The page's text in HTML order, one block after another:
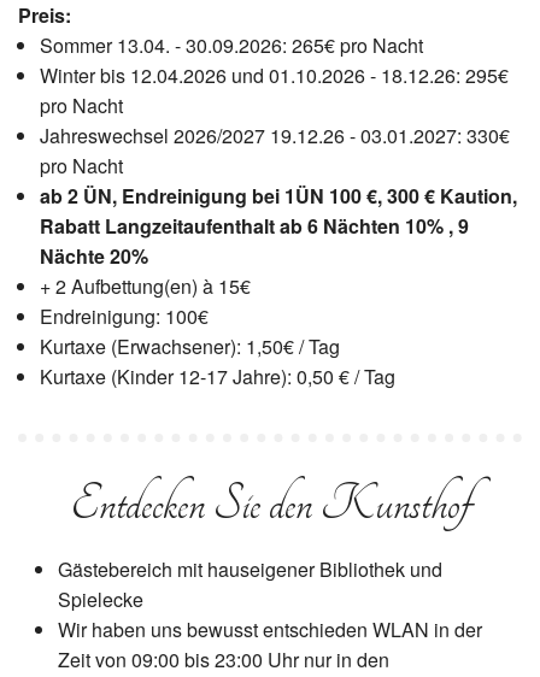
Preis:
Sommer 13.04. - 30.09.2026: 265€ pro Nacht
Winter bis 12.04.2026 und 01.10.2026 - 18.12.26: 295€
pro Nacht
Jahreswechsel 2026/2027 19.12.26 - 03.01.2027: 330€
pro Nacht
ab 2 ÜN, Endreinigung bei 1ÜN 100 €, 300 € Kaution,
Rabatt Langzeitaufenthalt ab 6 Nächten 10% , 9
Nächte 20%
+ 2 Aufbettung(en) à 15€
Endreinigung: 100€
Kurtaxe (Erwachsener): 1,50€ / Tag
Kurtaxe (Kinder 12-17 Jahre): 0,50 € / Tag
Entdecken Sie den Kunsthof
Gästebereich mit hauseigener Bibliothek und
Spielecke
Wir haben uns bewusst entschieden WLAN in der
Zeit von 09:00 bis 23:00 Uhr nur in den